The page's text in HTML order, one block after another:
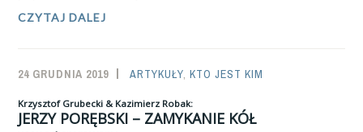
CZYTAJ DALEJ
PANI
NIEBIAŃSKICH
OCEANACH…
24 GRUDNIA 2019
SAILOR-
ARTYKUŁY,KTO JEST KIM
Krzysztof Grubecki & Kazimierz Robak:
JERZY PORĘBSKI – ZAMYKANIE KÓŁ